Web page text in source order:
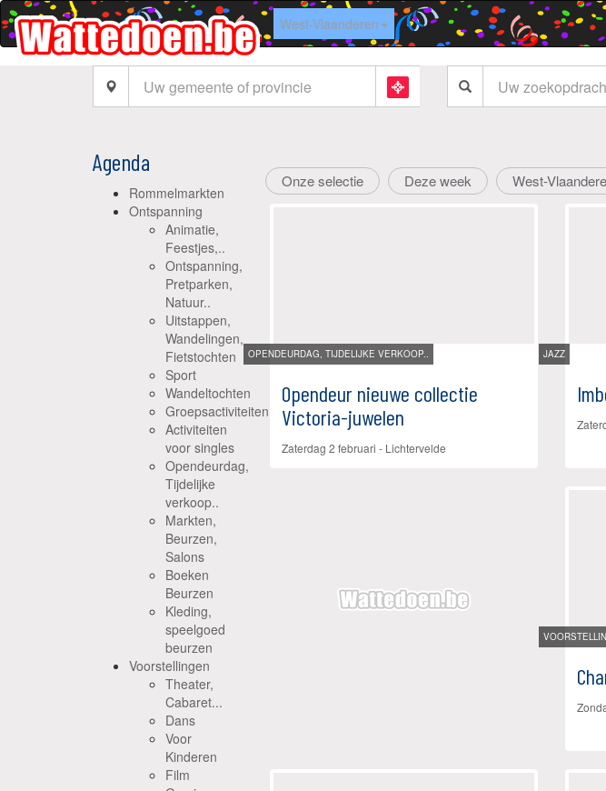
West-Vlaanderen
Agenda
Rommelmarkten
Ontspanning
Animatie,
Feestjes,..
Ontspanning,
Pretparken,
Natuur..
Uitstappen,
Wandelingen,
Fietstochten
Sport
Wandeltochten
Groepsactiviteiten
Activiteiten
voor singles
Opendeurdag,
Tijdelijke
verkoop..
Markten,
Beurzen,
Salons
Boeken
Beurzen
Kleding,
speelgoed
beurzen
Voorstellingen
Theater,
Cabaret...
Dans
Voor
Kinderen
Film
Onze selectie Deze week West-
OPENDEURDAG, TIJDELIJKE VERKOOP..
Opendeur nieuwe collectie
Victoria-juwelen
Zaterdag 2 februari - Lichtervelde
JAZZ